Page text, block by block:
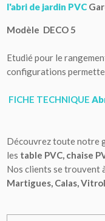
l'abri de jardin PVC
Modèle DECO 5
Etudié pour le
configurations
FICHE TECHNIQUE
Découvrez toute notre
les table PVC, chaise
Nos clients se trouvent
Martigues, Calas,